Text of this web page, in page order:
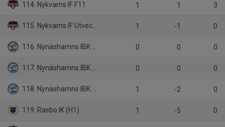
114. Nykvarns IF F11 1 1 3
115. Nykvarns IF Utveckling HJAS 1 -1 0
116. Nynäshamns IBK Dam 0 0 0
117. Nynäshamns IBK DJ 0 0 0
118. Nynäshamns IBK U16 1 -2 0
119. Rasbo IK (H1) 1 -5 0